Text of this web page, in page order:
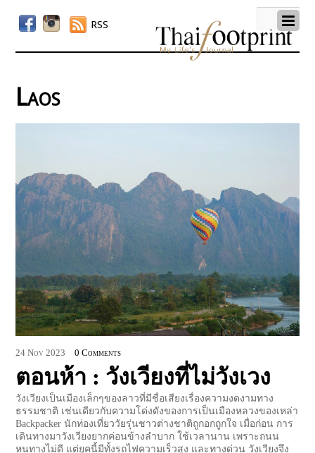
RSS
Laos
24 Nov 2023 0 Comments
ตอนห้า : วังเวียงที่ไม่วังเวง
วังเวียงเป็นเมืองเล็กๆของลาวที่มีชื่อเสียงเรื่องความงดงามทาง
ธรรมชาติ เช่นเดียวกับความโด่งดังของการเป็นเมืองหลวงของเหล่า
Backpacker นักท่องเที่ยววัยรุ่นชาวต่างชาติถูกอกถูกใจ เมื่อก่อน การ
เดินทางมาวังเวียงยากค่อนข้างลำบาก ใช้เวลานาน เพราะถนน
หนทางไม่ดี แต่ยุคนี้มีทั้งรถไฟความเร็วสูง และทางด่วน วังเวียงจึง